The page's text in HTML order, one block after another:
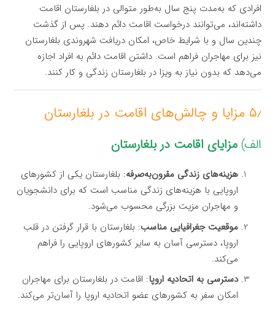
افرادی که به‌مدت پنج سال به‌طور متوالی در بلغارستان اقامت
داشته‌اند، می‌توانند درخواست اقامت دائم دهند. پس از گذشت
چندین سال و با شرایط خاص، امکان دریافت شهروندی بلغارستان
نیز برای مهاجران فراهم است. داشتن اقامت دائم به افراد اجازه
می‌دهد که بدون نیاز به ویزا در بلغارستان زندگی و کار کنند.
۵٫ مزایا و چالش‌های اقامت در بلغارستان
الف)مزایای اقامت در بلغارستان
هزینه‌های زندگی مقرون‌به‌صرفه: بلغارستان یکی از کشورهای
اروپایی با هزینه‌های زندگی مناسب است که برای دانشجویان
و مهاجران مزیت بزرگی محسوب می‌شود.
موقعیت جغرافیایی مناسب: بلغارستان با قرار گرفتن در قلب
اروپا، دسترسی آسان به سایر کشورهای اروپایی را فراهم
می‌کند.
دسترسی به اتحادیه اروپا: اقامت در بلغارستان برای مهاجران
امکان سفر به کشورهای عضو اتحادیه اروپا را آسان‌تر می‌کند.